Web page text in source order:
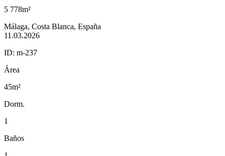
5 778m²
Málaga, Costa Blanca, España
11.03.2026
ID: m-237
Área
45m²
Dorm.
1
Baños